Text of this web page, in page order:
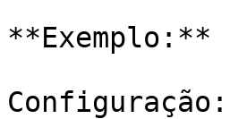
**Exemplo:**
Configuração: